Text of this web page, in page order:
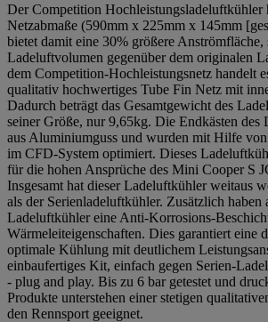
Der Competition Hochleistungsladeluftkühler
Netzabmaße (590mm x 225mm x 145mm
bietet damit eine 30% größere
Ladeluftvolumen gegenüber dem originalen
dem Competition-Hochleistungsnetz handelt
qualitativ hochwertiges Tube Fin Netz mit
Dadurch beträgt das Gesamtgewicht des
seiner Größe, nur 9,65kg. Die Endkästen des
aus Aluminiumguss und wurden mit Hilfe von
im CFD-System optimiert. Dieses
für die hohen Ansprüche des Mini Cooper S
Insgesamt hat dieser Ladeluftkühler weitaus
als der Serienladeluftkühler. Zusätzlich haben
Ladeluftkühler eine Anti-Korrosions-
Wärmeleiteigenschaften. Dies garantiert eine
optimale Kühlung mit deutlichem
einbaufertiges Kit, einfach gegen Serien-
- plug and play. Bis zu 6 bar getestet und
Produkte unterstehen einer stetigen
den Rennsport geeignet.